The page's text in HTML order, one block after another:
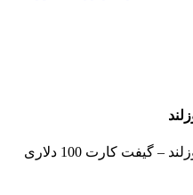
گیفت کارت 100 دلاری ریزر گلد نیوزلند – گیفت کارت 100 دلاری